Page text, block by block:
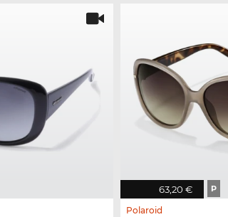
63,20 € P
Polaroid